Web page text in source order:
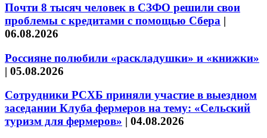
Почти 8 тысяч человек в СЗФО решили свои
проблемы с кредитами с помощью Сбера |
06.08.2026
Россияне полюбили «раскладушки» и «книжки»
| 05.08.2026
Сотрудники РСХБ приняли участие в выездном
заседании Клуба фермеров на тему: «Сельский
туризм для фермеров» | 04.08.2026